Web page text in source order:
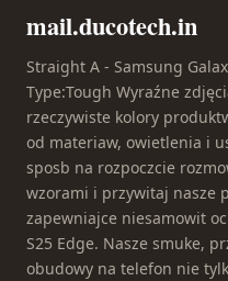
mail.ducotech.in
Straight A - Samsung
Type:Tough Wyraźne
rzeczywiste kolory
od materiaw, owietlenia i
sposb na rozpoczcie
wzorami i przywitaj nasze
zapewniajce niesamowit
S25 Edge. Nasze smuke,
obudowy na telefon nie